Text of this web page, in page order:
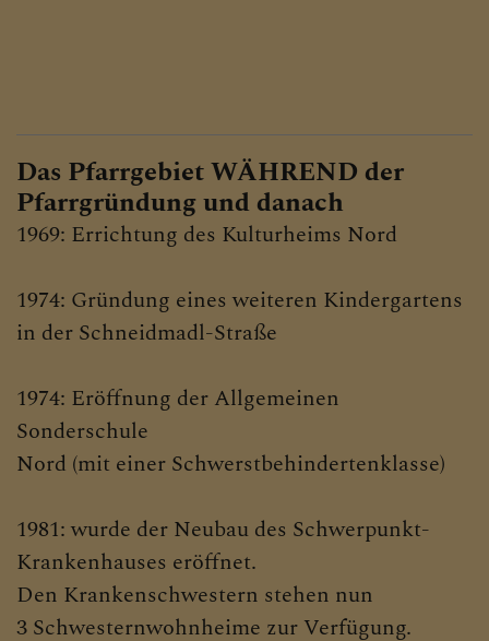
Das Pfarrgebiet WÄHREND der
Pfarrgründung und danach
1969: Errichtung des Kulturheims Nord
1974: Gründung eines weiteren Kindergartens
in der Schneidmadl-Straße
1974: Eröffnung der Allgemeinen
Sonderschule
Nord (mit einer Schwerstbehindertenklasse)
1981: wurde der Neubau des Schwerpunkt-
Krankenhauses eröffnet.
Den Krankenschwestern stehen nun
3 Schwesternwohnheime zur Verfügung.